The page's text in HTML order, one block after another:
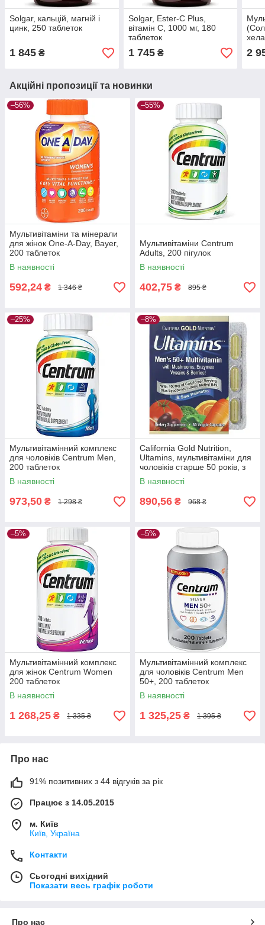
Solgar, кальцій, магній і
цинк, 250 таблеток
1 845 ₴
Solgar, Ester-C Plus,
вітамін C, 1000 мг, 180
таблеток
1 745₴ 2
Акційні пропозиції та новинки
–56%
Мультивітаміни та мінерали
для жінок One-A-Day, Bayer,
200 таблеток
В наявності
592,24 ₴ 1 346 ₴
–55%
Мультивітаміни Centrum
Adults, 200 пігулок
В наявності
402,75 ₴ 895 ₴
–25%
Мультивітамінний комплекс
для чоловіків Centrum Men,
200 таблеток
В наявності
973,50 ₴ 1 298 ₴
–8%
California Gold Nutrition,
Ultamins, мультивітаміни для
чоловіків старше 50 років, з
Q10 і натуральними
екстрактами, 60 капсул
В наявності
890,56 ₴ 968 ₴
–5%
Мультивітамінний комплекс
для жінок Centrum Women
200 таблеток
В наявності
1 268,25 ₴ 1 335 ₴
–5%
Мультивітамінний комплекс
для чоловіків Centrum Men
50+, 200 таблеток
В наявності
1 325,25 ₴ 1 395 ₴
Про нас
91% позитивних з 44 відгуків за рік
Працює з 14.05.2015
м. Київ
Київ, Україна
Контакти
Сьогодні вихідний
Показати весь графік роботи
Про нас